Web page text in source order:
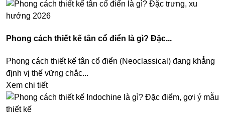
Phong cách thiết kế tân cổ điển là gì? Đặc...
Phong cách thiết kế tân cổ điển (Neoclassical) đang khẳng
định vị thế vững chắc...
Xem chi tiết